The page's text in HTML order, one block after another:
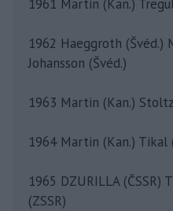
1961 Martin (Kan.)
1962 Haeggroth (Švéd.)
Johansson (Švéd.)
1963 Martin (Kan.) Stoltz
1964 Martin (Kan.) Tikal
1965 DZURILLA (ČSSR)
(ZSSR)